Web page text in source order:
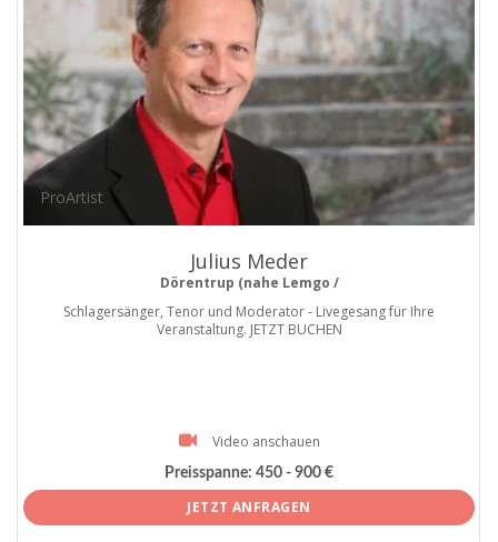
ProArtist
Julius Meder
Dörentrup (nahe Lemgo /
Schlagersänger, Tenor und Moderator - Livegesang für Ihre
Veranstaltung. JETZT BUCHEN
Video anschauen
Preisspanne: 450 - 900 €
JETZT ANFRAGEN